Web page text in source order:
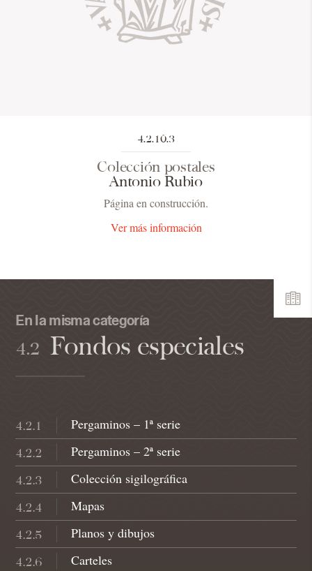
4.2.10.3
Colección postales
Antonio Rubio
Página en construcción.
Ver más información
En la misma categoría
4.2 Fondos especiales
4.2.1 Pergaminos – 1ª serie
4.2.2 Pergaminos – 2ª serie
4.2.3 Colección sigilográfica
4.2.4 Mapas
4.2.5 Planos y dibujos
4.2.6 Carteles